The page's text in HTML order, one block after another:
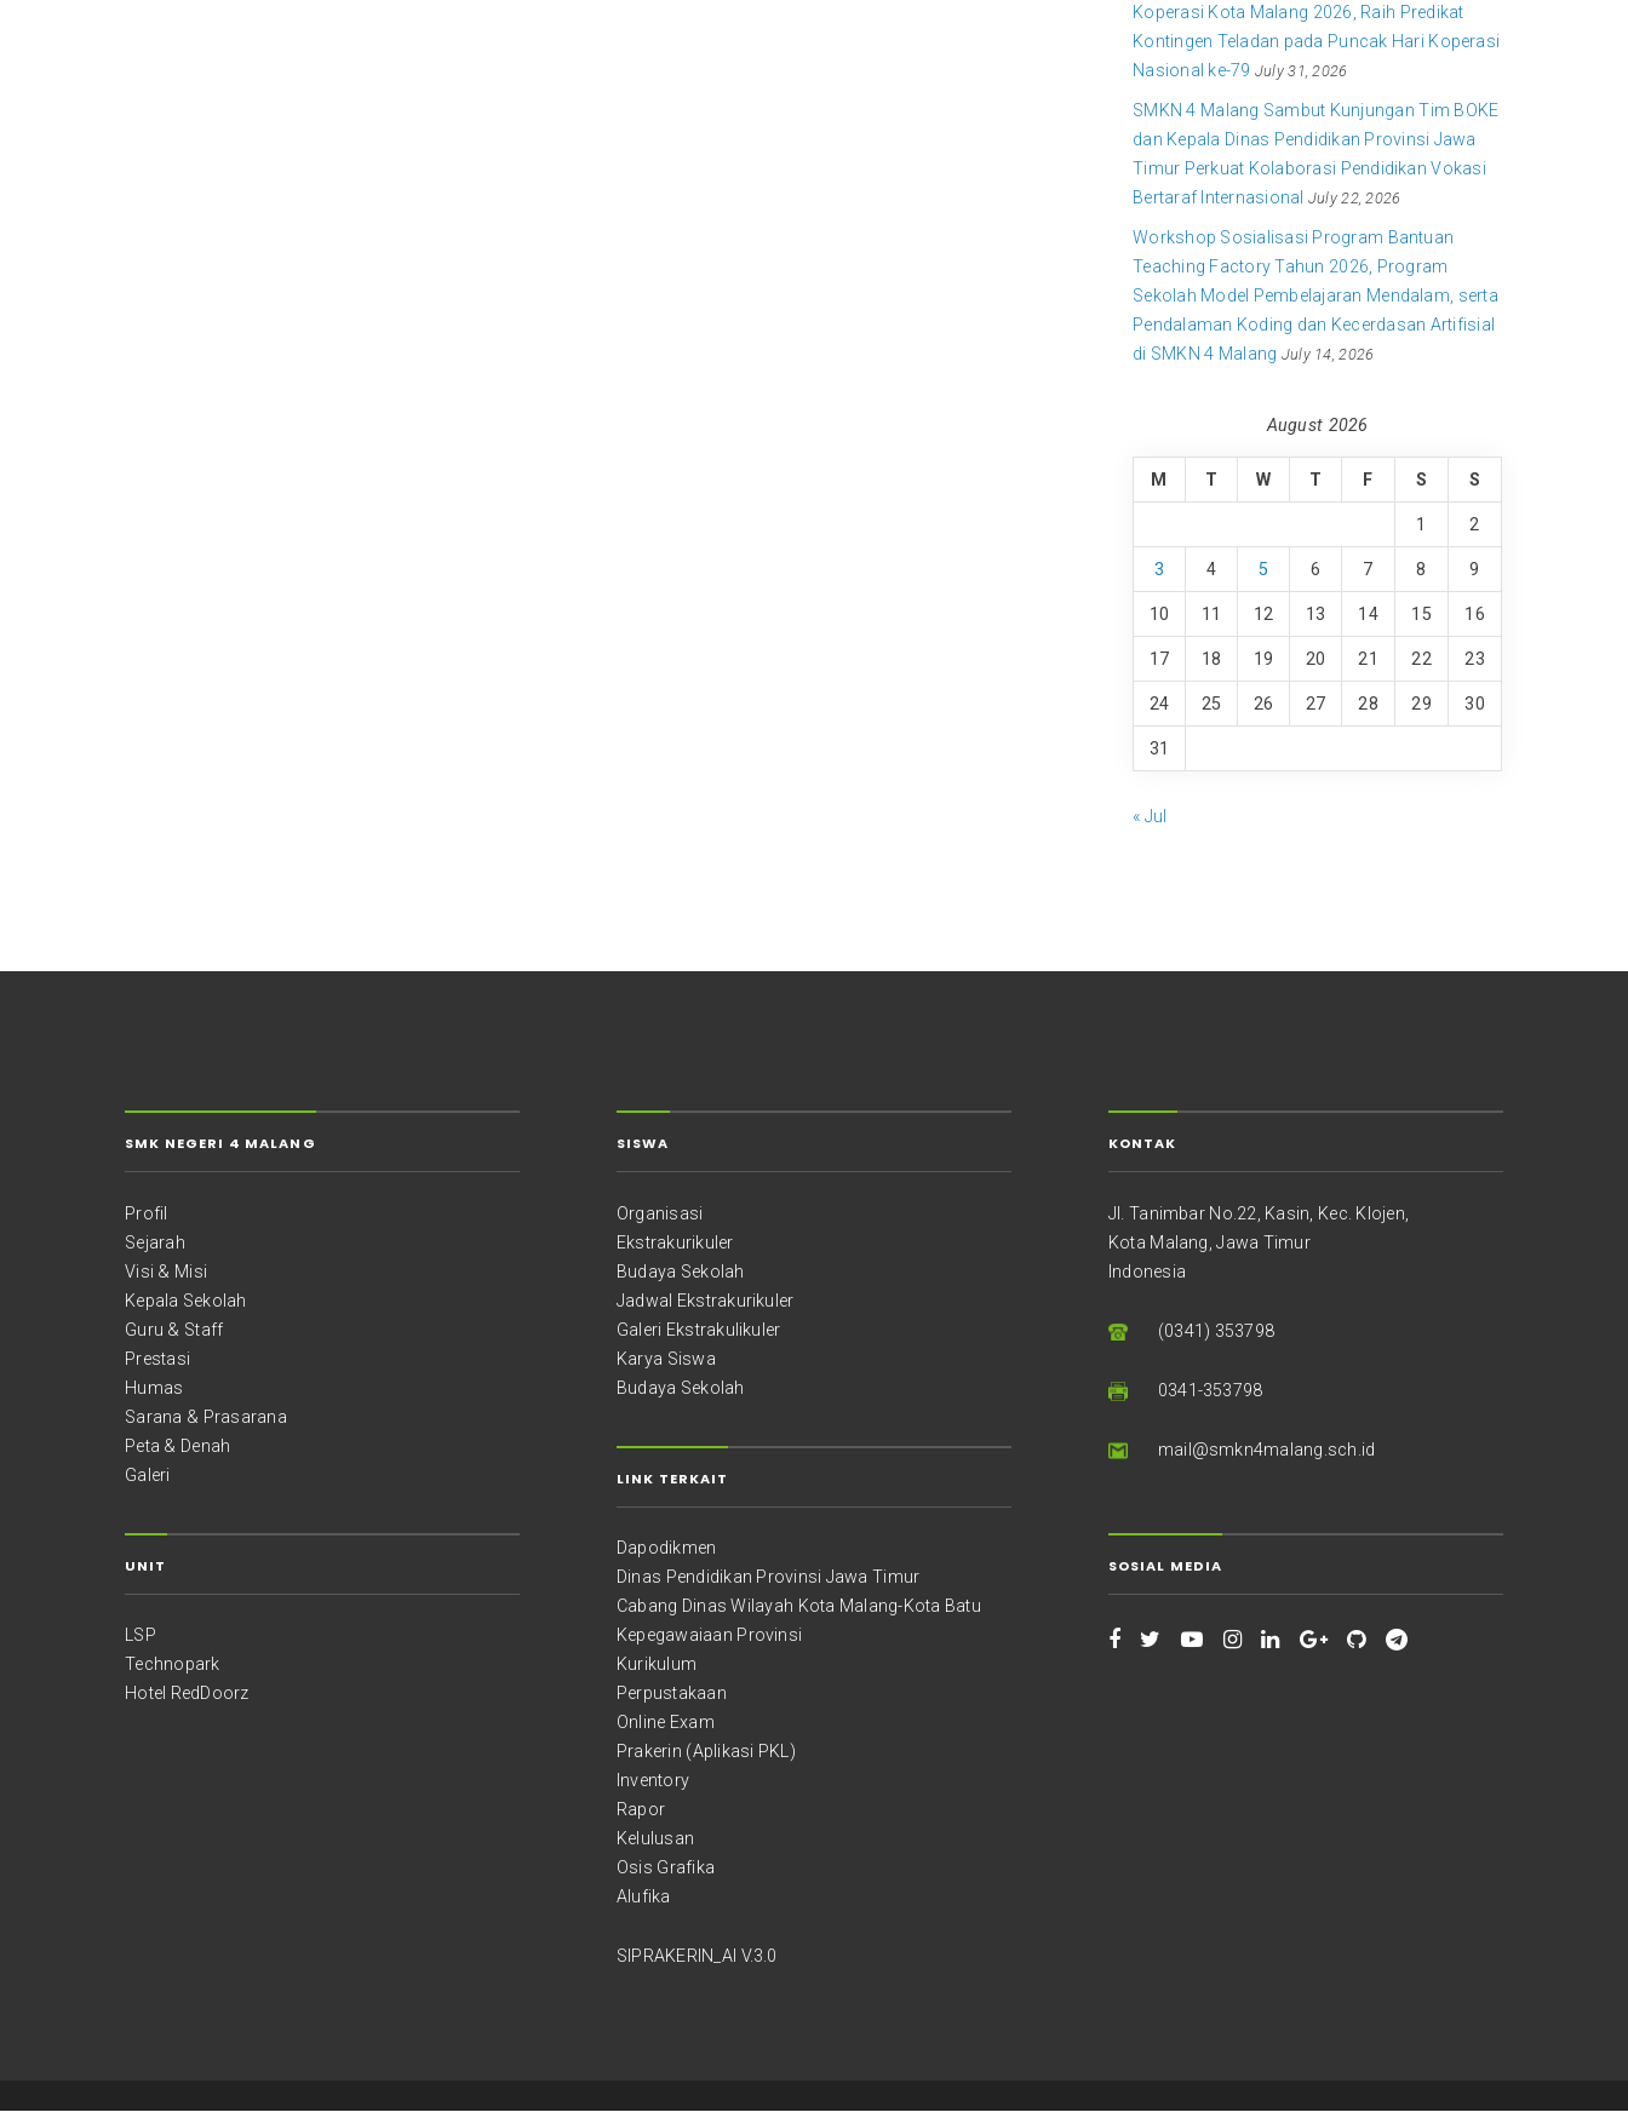
Koperasi Kota Malang 2026, Raih Predikat
Kontingen Teladan pada Puncak Hari Koperasi
Nasional ke-79 July 31, 2026
SMKN 4 Malang Sambut Kunjungan Tim BOKE
dan Kepala Dinas Pendidikan Provinsi Jawa
Timur Perkuat Kolaborasi Pendidikan Vokasi
Bertaraf Internasional July 22, 2026
Workshop Sosialisasi Program Bantuan
Teaching Factory Tahun 2026, Program
Sekolah Model Pembelajaran Mendalam, serta
Pendalaman Koding dan Kecerdasan Artifisial
di SMKN 4 Malang July 14, 2026
August 2026
M T W T F S S
1 2
3 4 5 6 7 8 9
10 11 12 13 14 15 16
17 18 19 20 21 22 23
24 25 26 27 28 29 30
31
« Jul
SMK NEGERI 4 MALANG
Profil
Sejarah
Visi & Misi
Kepala Sekolah
Guru & Staff
Prestasi
Humas
Sarana & Prasarana
Peta & Denah
Galeri
UNIT
LSP
Technopark
Hotel RedDoorz
SISWA
Organisasi
Ekstrakurikuler
Budaya Sekolah
Jadwal Ekstrakurikuler
Galeri Ekstrakulikuler
Karya Siswa
Budaya Sekolah
LINK TERKAIT
Dapodikmen
Dinas Pendidikan Provinsi Jawa Timur
Cabang Dinas Wilayah Kota Malang-Kota Batu
Kepegawaiaan Provinsi
Kurikulum
Perpustakaan
Online Exam
Prakerin (Aplikasi PKL)
Inventory
Rapor
Kelulusan
Osis Grafika
Alufika
SIPRAKERIN_AI V.3.0
KONTAK
Jl. Tanimbar No.22, Kasin, Kec. Klojen,
Kota Malang, Jawa Timur
Indonesia
(0341) 353798
0341-353798
mail@smkn4malang.sch.id
SOSIAL MEDIA